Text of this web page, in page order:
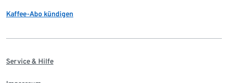
Kaffee-Abo kündigen
Service & Hilfe